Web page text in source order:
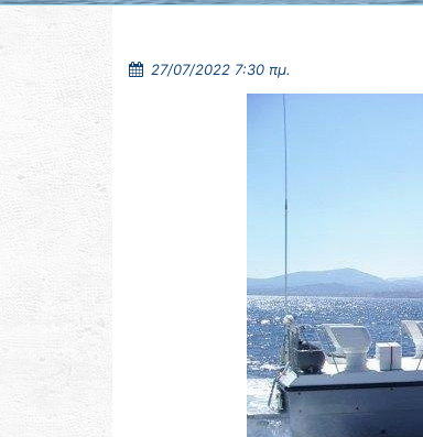
27/07/2022 7:30 πμ.